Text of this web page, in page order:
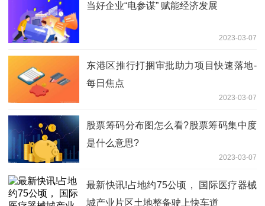
当好企业“电参谋” 赋能经济发展
2023-03-07
东港区推行打捆审批助力项目快速落地-
每日焦点
2023-03-07
股票筹码分布图怎么看?股票筹码集中度
是什么意思?
2023-03-07
最新快讯!占地约75公顷， 国际医疗器械
城产业片区土地整备驶上快车道